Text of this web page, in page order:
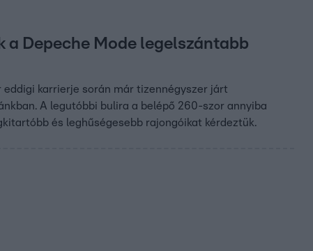
Depeche Mode legelszántabb
eddigi karrierje során már tizennégyszer járt
A legutóbbi bulira a belépő 260-szor annyiba
és leghűségesebb rajongóikat kérdeztük.